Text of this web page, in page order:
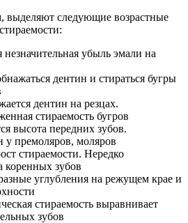
выделяют следующие возрастные
незначительная убыль эмали на
дентин и стираться бугры
дентин на резцах.
стираемость бугров
высота передних зубов.
у премоляров, моляров
стираемости. Нередко
коренных зубов
углубления на режущем крае и
стираемость выравнивает
зубов